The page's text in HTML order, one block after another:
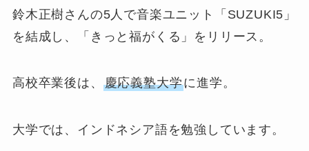
鈴木正樹さんの5人で音楽ユニット「SUZUKI5」
を結成し、「きっと福がくる」をリリース。
高校卒業後は、 慶応義塾大学に進学。
大学では、インドネシア語を勉強しています。